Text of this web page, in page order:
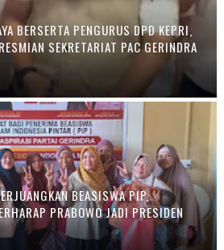
BERSERTA PENGURUS DPD KEPRI,
SEKRETARIAT PAC GERINDRA
BEASISWA PIP,
PRABOWO JADI PRESIDEN